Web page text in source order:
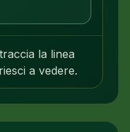
la linea
a vedere.